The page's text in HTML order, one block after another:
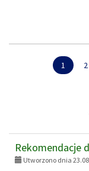
1 2
Rekomendacje
Utworzono dnia